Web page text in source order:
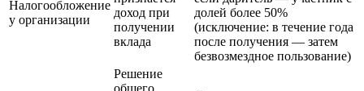
Налогообложение
у организации
доход при
получении
вклада
долей более 50%
(исключение: в течение года
после получения — затем
безвозмездное пользование)
Решение